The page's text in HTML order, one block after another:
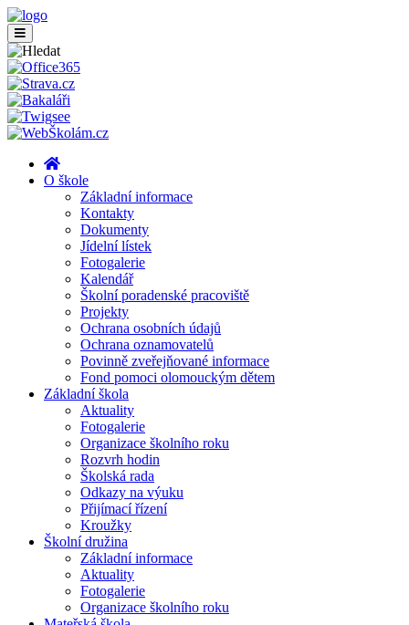
O škole
Základní informace
Kontakty
Dokumenty
Jídelní lístek
Fotogalerie
Kalendář
Školní poradenské pracoviště
Projekty
Ochrana osobních údajů
Ochrana oznamovatelů
Povinně zveřejňované informace
Fond pomoci olomouckým dětem
Základní škola
Aktuality
Fotogalerie
Organizace školního roku
Rozvrh hodin
Školská rada
Odkazy na výuku
Přijímací řízení
Kroužky
Školní družina
Základní informace
Aktuality
Fotogalerie
Organizace školního roku